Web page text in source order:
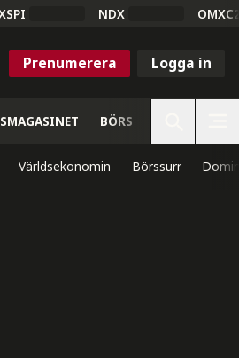
NDX
Prenumerera Logga in
BÖRS
Världsekonomin Börssurr